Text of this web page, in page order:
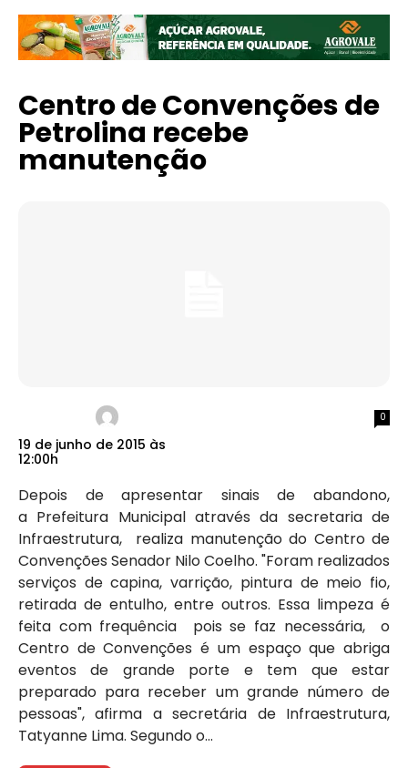
Centro de Convenções de
Petrolina recebe
manutenção
19 de junho de 2015 às
12:00h
0
Depois de apresentar sinais de abandono,
a Prefeitura Municipal através da secretaria de
Infraestrutura, realiza manutenção do Centro de
Convenções Senador Nilo Coelho. "Foram realizados
serviços de capina, varrição, pintura de meio fio,
retirada de entulho, entre outros. Essa limpeza é
feita com frequência pois se faz necessária, o
Centro de Convenções é um espaço que abriga
eventos de grande porte e tem que estar
preparado para receber um grande número de
pessoas", afirma a secretária de Infraestrutura,
Tatyanne Lima. Segundo o...